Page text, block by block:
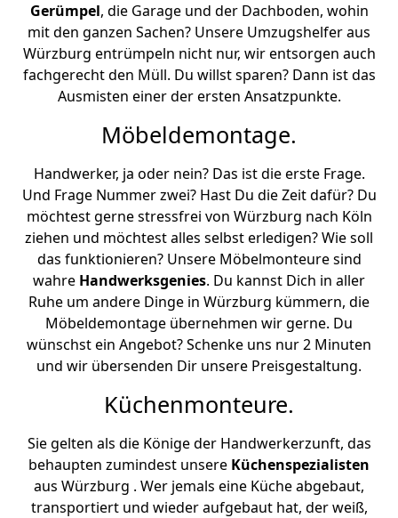
Gerümpel, die Garage und der Dachboden, wohin
mit den ganzen Sachen? Unsere Umzugshelfer aus
Würzburg entrümpeln nicht nur, wir entsorgen auch
fachgerecht den Müll. Du willst sparen? Dann ist das
Ausmisten einer der ersten Ansatzpunkte.
Möbeldemontage.
Handwerker, ja oder nein? Das ist die erste Frage.
Und Frage Nummer zwei? Hast Du die Zeit dafür? Du
möchtest gerne stressfrei von Würzburg nach Köln
ziehen und möchtest alles selbst erledigen? Wie soll
das funktionieren? Unsere Möbelmonteure sind
wahre Handwerksgenies. Du kannst Dich in aller
Ruhe um andere Dinge in Würzburg kümmern, die
Möbeldemontage übernehmen wir gerne. Du
wünschst ein Angebot? Schenke uns nur 2 Minuten
und wir übersenden Dir unsere Preisgestaltung.
Küchenmonteure.
Sie gelten als die Könige der Handwerkerzunft, das
behaupten zumindest unsere Küchenspezialisten
aus Würzburg . Wer jemals eine Küche abgebaut,
transportiert und wieder aufgebaut hat, der weiß,